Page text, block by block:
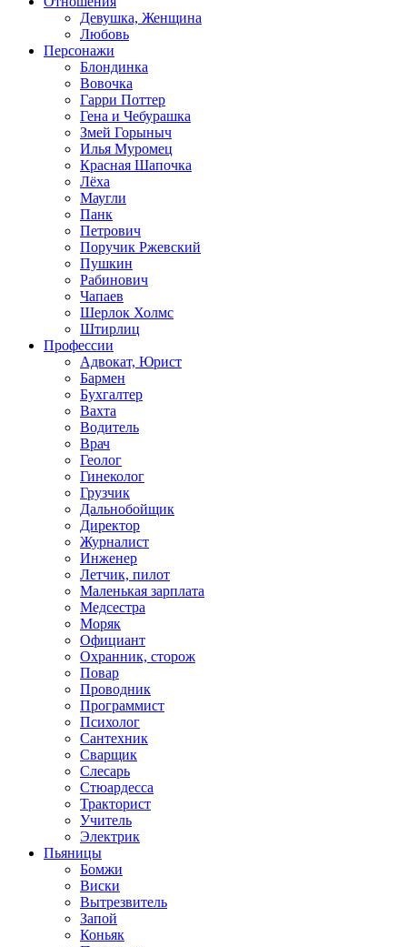
Девушка, Женщина
Любовь
Персонажи
Блондинка
Вовочка
Гарри Поттер
Гена и Чебурашка
Змей Горыныч
Илья Муромец
Красная Шапочка
Лёха
Маугли
Панк
Петрович
Поручик Ржевский
Пушкин
Рабинович
Чапаев
Шерлок Холмс
Штирлиц
Профессии
Адвокат, Юрист
Бармен
Бухгалтер
Вахта
Водитель
Врач
Геолог
Гинеколог
Грузчик
Дальнобойщик
Директор
Журналист
Инженер
Летчик, пилот
Маленькая зарплата
Медсестра
Моряк
Официант
Охранник, сторож
Повар
Проводник
Программист
Психолог
Сантехник
Сварщик
Слесарь
Стюардесса
Тракторист
Учитель
Электрик
Пьяницы
Бомжи
Виски
Вытрезвитель
Запой
Коньяк